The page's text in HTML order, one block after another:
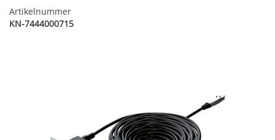
Artikelnummer
KN-7444000715